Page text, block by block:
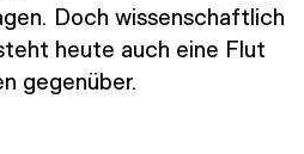
Doch wissenschaftlich
heute auch eine Flut
gegenüber.